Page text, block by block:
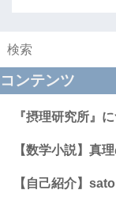
コンテンツ
『摂理研究所』
【数学小説】真
【自己紹介】